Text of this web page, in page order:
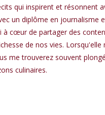
qui inspirent et résonnent
un diplôme en journalisme
à cœur de partager des
de nos vies.
me trouverez souvent
culinaires.